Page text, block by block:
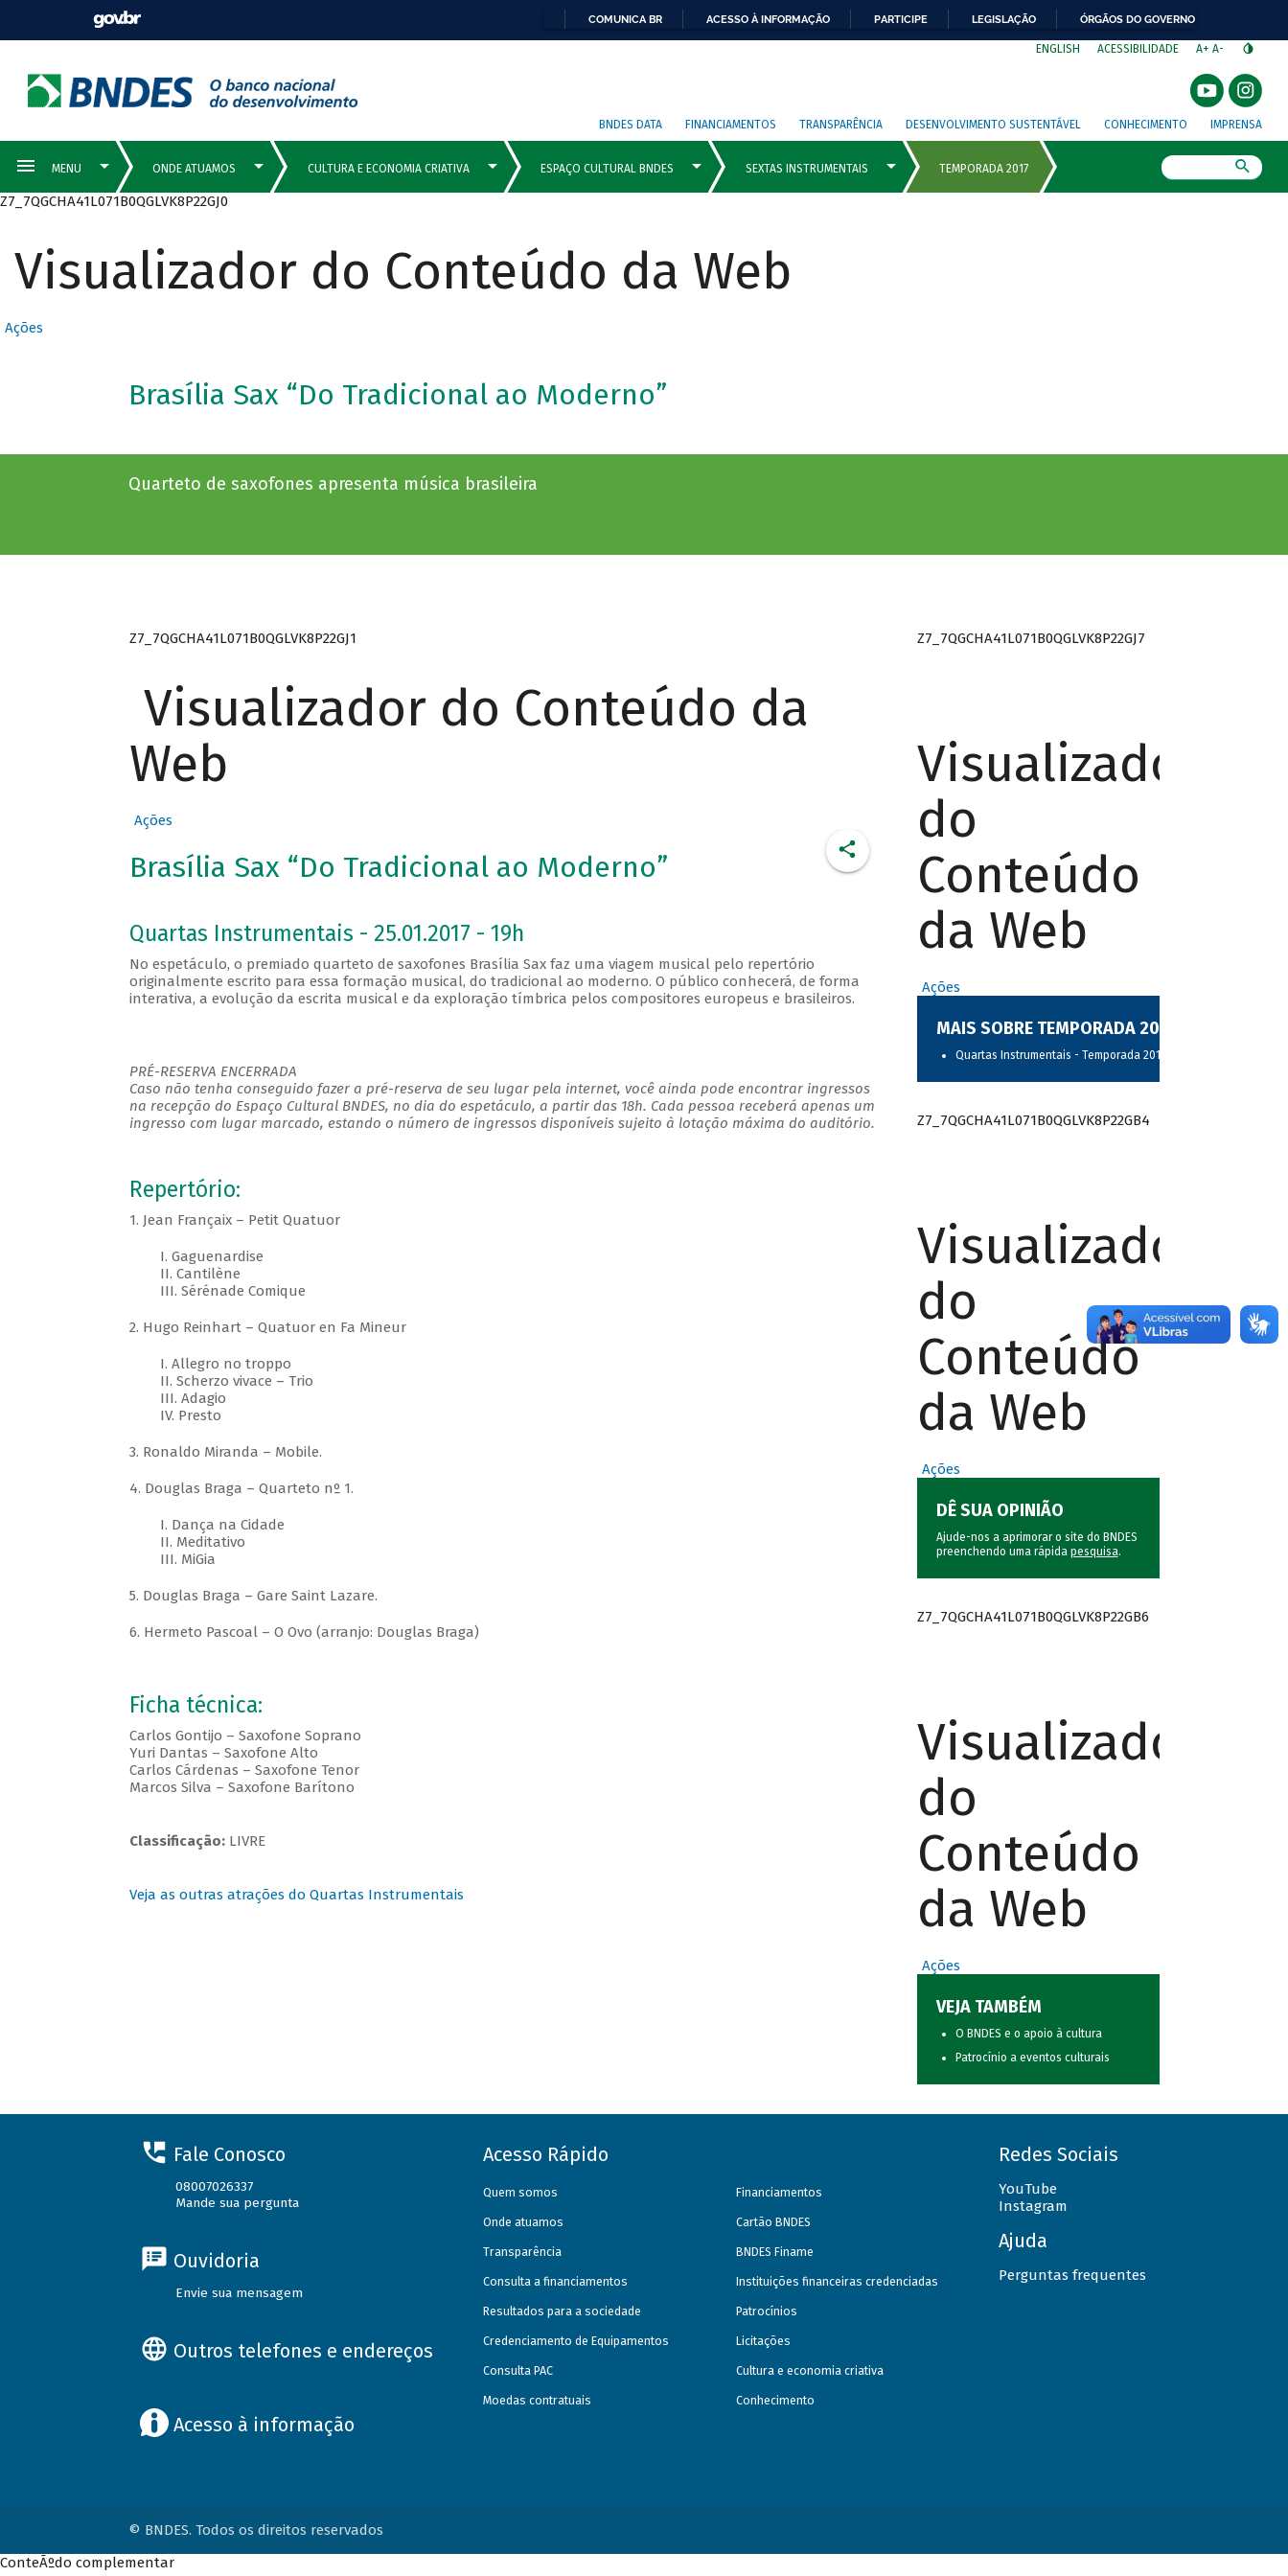
COMUNICA BR ACESSO À INFORMAÇÃO PARTICIPE LEGISLAÇÃO ÓRGÃOS DO GOVERNO
ENGLISH ACESSIBILIDADE A+ A-
BNDES DATA FINANCIAMENTOS TRANSPARÊNCIA DESENVOLVIMENTO SUSTENTÁVEL CONHECIMENTO IMPRENSA
Z7_7QGCHA41L071B0QGLVK8P22GJ0
Visualizador do Conteúdo da Web
Ações
Brasília Sax “Do Tradicional ao Moderno”
Quarteto de saxofones apresenta música brasileira
Z7_7QGCHA41L071B0QGLVK8P22GJ1
Visualizador do Conteúdo da
Web
Ações
Brasília Sax “Do Tradicional ao Moderno”
Quartas Instrumentais - 25.01.2017 - 19h
No espetáculo, o premiado quarteto de saxofones Brasília Sax faz uma viagem musical pelo repertório
originalmente escrito para essa formação musical, do tradicional ao moderno. O público conhecerá, de forma
interativa, a evolução da escrita musical e da exploração tímbrica pelos compositores europeus e brasileiros.
PRÉ-RESERVA ENCERRADA
Caso não tenha conseguido fazer a pré-reserva de seu lugar pela internet, você ainda pode encontrar ingressos
na recepção do Espaço Cultural BNDES, no dia do espetáculo, a partir das 18h. Cada pessoa receberá apenas um
ingresso com lugar marcado, estando o número de ingressos disponíveis sujeito à lotação máxima do auditório.
Repertório:
1. Jean Françaix – Petit Quatuor
I. Gaguenardise
II. Cantilène
III. Sérénade Comique
2. Hugo Reinhart – Quatuor en Fa Mineur
I. Allegro no troppo
II. Scherzo vivace – Trio
III. Adagio
IV. Presto
3. Ronaldo Miranda – Mobile.
4. Douglas Braga – Quarteto nº 1.
I. Dança na Cidade
II. Meditativo
III. MiGia
5. Douglas Braga – Gare Saint Lazare.
6. Hermeto Pascoal – O Ovo (arranjo: Douglas Braga)
Ficha técnica:
Carlos Gontijo – Saxofone Soprano
Yuri Dantas – Saxofone Alto
Carlos Cárdenas – Saxofone Tenor
Marcos Silva – Saxofone Barítono
Classificação:LIVRE
Veja as outras atrações do Quartas Instrumentais
Z7_7QGCHA41L071B0QGLVK8P22GJ7
Visualizador
do
Conteúdo
da Web
Ações
MAIS SOBRE TEMPORADA 2017
Quartas Instrumentais - Temporada 2017
Z7_7QGCHA41L071B0QGLVK8P22GB4
Visualizador
do
Conteúdo
da Web
Ações
DÊ SUA OPINIÃO
Ajude-nos a aprimorar o site do BNDES
preenchendo uma rápida pesquisa.
Z7_7QGCHA41L071B0QGLVK8P22GB6
Visualizador
do
Conteúdo
da Web
Ações
VEJA TAMBÉM
O BNDES e o apoio à cultura
Patrocínio a eventos culturais
Fale Conosco
08007026337
Mande sua pergunta
Ouvidoria
Envie sua mensagem
Outros telefones e endereços
Acesso à informação
Acesso Rápido
Quem somos
Onde atuamos
Transparência
Consulta a financiamentos
Resultados para a sociedade
Credenciamento de Equipamentos
Consulta PAC
Moedas contratuais
Financiamentos
Cartão BNDES
BNDES Finame
Instituições financeiras credenciadas
Patrocínios
Licitações
Cultura e economia criativa
Conhecimento
Redes Sociais
YouTube
Instagram
Ajuda
Perguntas frequentes
© BNDES. Todos os direitos reservados
ConteÃºdo complementar